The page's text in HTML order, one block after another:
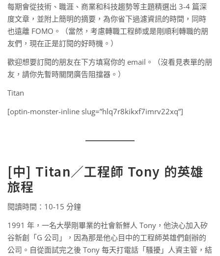
每期會從技術、職涯、商業和科技趨勢等主題精選出 3-4 篇深
度文章，並附上簡明的摘要，為你省下過濾資訊的時間，同時
也遠離 FOMO。（當然，考慮轉職工程師或是剛順利轉職的朋
友們，現在正是訂閱的好時機。）
歡迎想要訂閱的朋友在下方填寫你的 email。（沒看見表單的朋
友，請你先暫時關閉廣告阻擋器。）
Titan
[optin-monster-inline slug=”hlq7r8kikxf7imrv22xq”]
[中] Titan／工程師 Tony 的英雄
旅程
閱讀時間：10-15 分鐘
1991 年，一名大學剛畢業的社會新鮮人 Tony，他決心加入矽
谷新創「G 公司」，因為那是他心目中的工程師英雄們創辦的
公司。自從面試完之後 Tony 每天打電話「騷擾」人資主管，結